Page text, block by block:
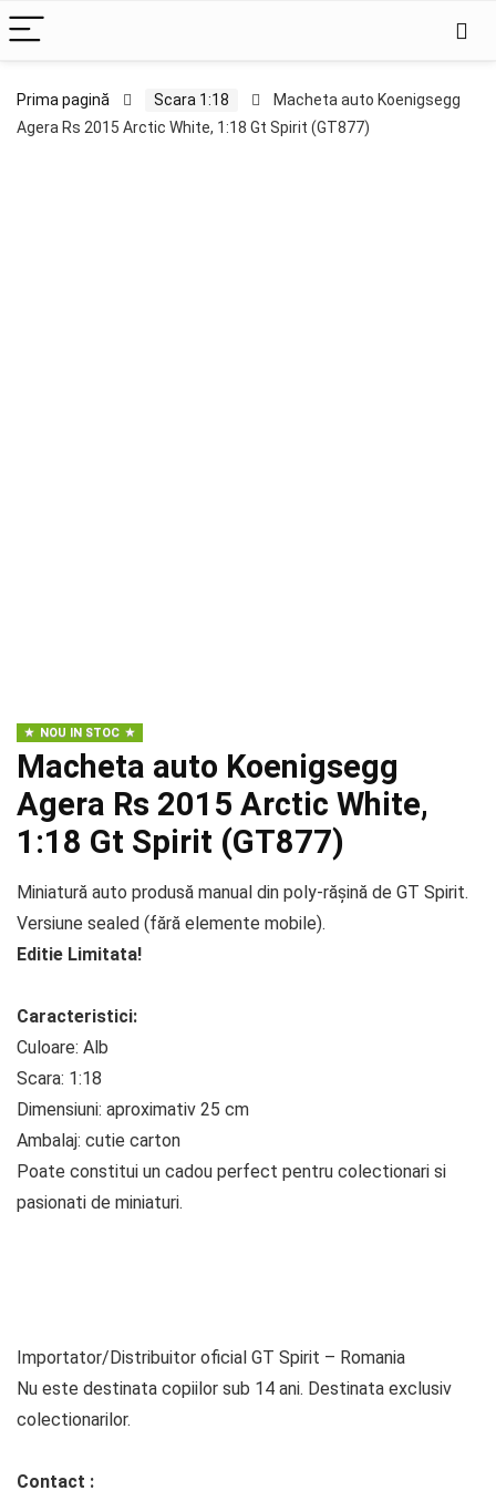
Prima pagină Scara 1:18
Macheta auto Koenigsegg
Agera Rs 2015 Arctic White, 1:18 Gt Spirit (GT877)
NOU IN STOC
Macheta auto Koenigsegg
Agera Rs 2015 Arctic White,
1:18 Gt Spirit (GT877)
Miniatură auto produsă manual din poly-rășină de GT Spirit.
Versiune sealed (fără elemente mobile).
Editie Limitata!
Caracteristici:
Culoare: Alb
Scara: 1:18
Dimensiuni: aproximativ 25 cm
Ambalaj: cutie carton
Poate constitui un cadou perfect pentru colectionari si
pasionati de miniaturi.
Importator/Distribuitor oficial GT Spirit – Romania
Nu este destinata copiilor sub 14 ani. Destinata exclusiv
colectionarilor.
Contact :